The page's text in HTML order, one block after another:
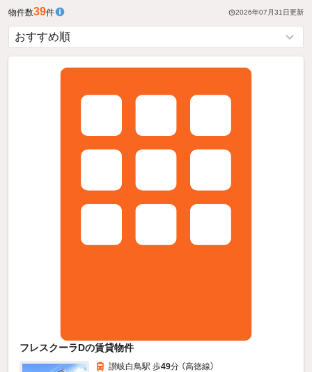
物件数39件 2026年07月31日更新
フレスクーラDの賃貸物件
讃岐白鳥駅 歩49分 （高徳線）